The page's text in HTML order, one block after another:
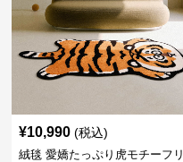
¥10,990 (税込)
絨毯 愛嬌たっぷり虎モチーフリ